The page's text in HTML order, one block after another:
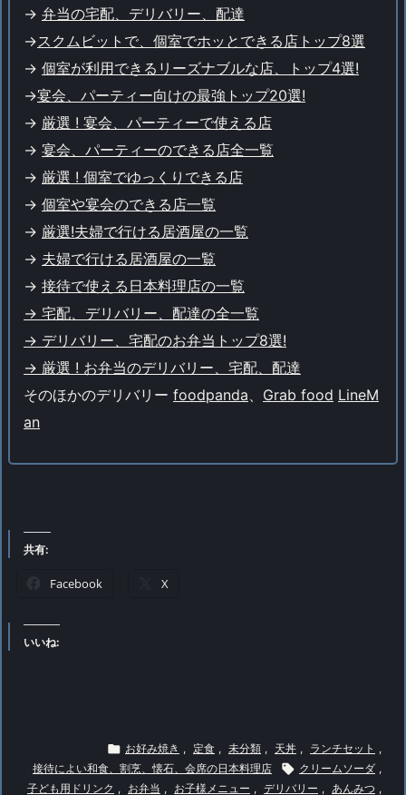
-> 弁当の宅配、デリバリー、配達
->スクムビットで、個室でホッとできる店トップ8選
-> 個室が利用できるリーズナブルな店、トップ4選!
->宴会、パーティー向けの最強トップ20選!
-> 厳選 ! 宴会、パーティーで使える店
-> 宴会、パーティーのできる店全一覧
-> 厳選 ! 個室でゆっくりできる店
-> 個室や宴会のできる店一覧
-> 厳選!夫婦で行ける居酒屋の一覧
-> 夫婦で行ける居酒屋の一覧
-> 接待で使える日本料理店の一覧
→ 宅配、デリバリー、配達の全一覧
→ デリバリー、宅配のお弁当トップ8選!
→ 厳選 ! お弁当のデリバリー、宅配、配達
そのほかのデリバリー foodpanda Grab food LineM
an
共有:
Facebook X
いいね:
 お好み焼き , 定食 , 未分類 , 天丼 , ランチセット ,
接待によい和食、割烹、懐石、会席の日本料理店
 クリームソーダ ,
子ども用ドリンク , お弁当 , お子様メニュー , デリバリー , あんみつ ,